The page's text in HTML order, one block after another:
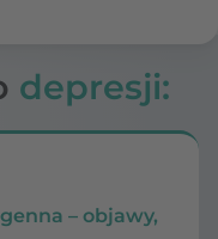
depresji:
– objawy,